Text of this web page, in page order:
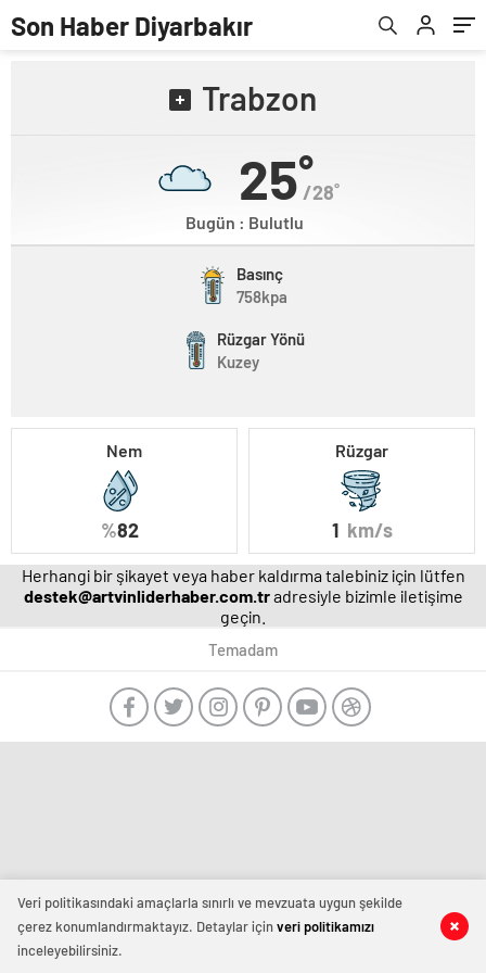
Son Haber Diyarbakır
Trabzon
25˚
/28˚
Bugün : Bulutlu
Basınç
758kpa
Rüzgar Yönü
Kuzey
Nem
%82
Rüzgar
1 km/s
Herhangi bir şikayet veya haber kaldırma talebiniz için lütfen
destek@artvinliderhaber.com.tradresiyle bizimle iletişime
geçin.
Temadam
Veri politikasındaki amaçlarla sınırlı ve mevzuata uygun şekilde
çerez konumlandırmaktayız. Detaylar içinveri politikamızı
inceleyebilirsiniz.
deneme
bonusu
siteler